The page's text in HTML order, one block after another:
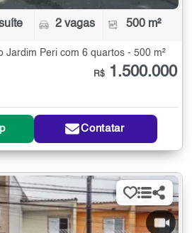
2 vagas 500 m²
Jardim Peri com 6 quartos - 500 m²
R$ 1.500.000
Contatar